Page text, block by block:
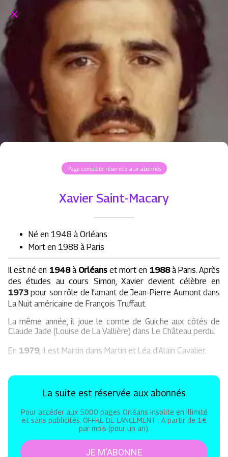
Page complète réservée aux abonnés
Xavier Saint-Macary
Né en 1948 à Orléans
Mort en 1988 à Paris
Il est né en 1948à Orléanset mort en 1988à Paris. Après
des études au cours Simon, Xavier devient célèbre en
1973pour son rôle de l'amant de Jean-Pierre Aumont dans
La Nuit américaine de François Truffaut.
La même année, il joue le comte de Guiche aux côtés de
Claude Jade (Louise de La Vallière) dans Le Château perdu.
En 1979, il est Martin dans Martin et Léa d'Alain Cavalier.
La suite est réservée aux abonnés
Pour accéder aux 5000 pages Orléans insolite en illimité
et sans publicités. OFFRE DE LANCEMENT : A partir de 1€
par mois (pour un an).
JE M'ABONNE